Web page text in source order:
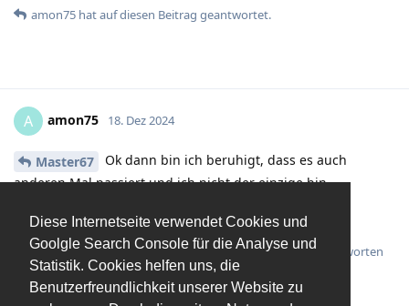
Diese Internetseite verwendet Cookies und
Goolgle Search Console für die Analyse und
Statistik. Cookies helfen uns, die
Benutzerfreundlichkeit unserer Website zu
amon75 hatauf diesen Beitrag geantwortet.
A amon75 18. Dez 2024
Master67
Ok dann bin ich beruhigt, dass es auch
anderen Mal passiert und ich nicht der einzige bin.
Aber trotzdem noch mal vielen Dank
Antworten
Master67gefällt das.